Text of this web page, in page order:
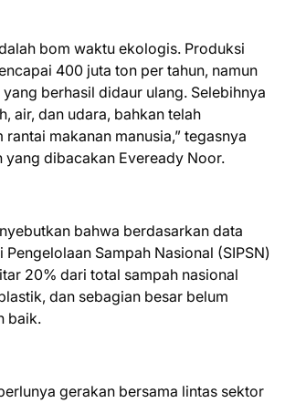
bom waktu ekologis. Produksi
400 juta ton per tahun, namun
berhasil didaur ulang. Selebihnya
air, dan udara, bahkan telah
makanan manusia,” tegasnya
yang dibacakan Eveready Noor.
bahwa berdasarkan data
Pengelolaan Sampah Nasional (SIPSN)
20% dari total sampah nasional
dan sebagian besar belum
baik.
gerakan bersama lintas sektor